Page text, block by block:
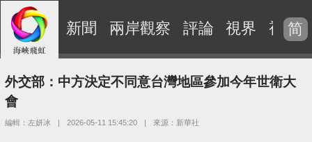
新聞 兩岸觀察 評論 視界 視頻
简
外交部：中方決定不同意台灣地區參加今年世衛大
會
編輯：左妍冰 | 2026-05-11 15:45:20 | 來源：新華社